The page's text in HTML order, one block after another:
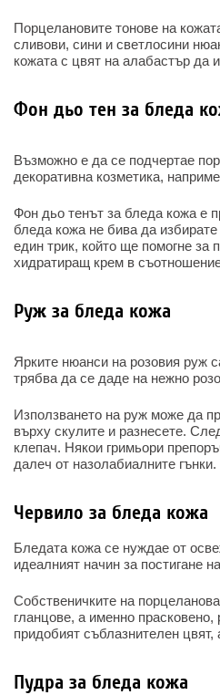
Порцелановите тонове на
сливови, сини и светлосини
кожата с цвят на алабастър да
Фон дьо тен за бледа
Възможно е да се подчертае
декоративна козметика,
Фон дьо тенът за бледа кожа е
бледа кожа не бива да
един трик, който ще помогне за
хидратиращ крем в
Руж за бледа кожа
Ярките нюанси на розовия руж
трябва да се даде на нежно
Използването на руж може да
върху скулите и разнесете.
клепач. Някои гримьори
далеч от назолабиалните
Червило за бледа кожа
Бледата кожа се нуждае от
идеалният начин за постигане
Собственичките на
гланцове, а именно
придобият съблазнителен
Пудра за бледа кожа